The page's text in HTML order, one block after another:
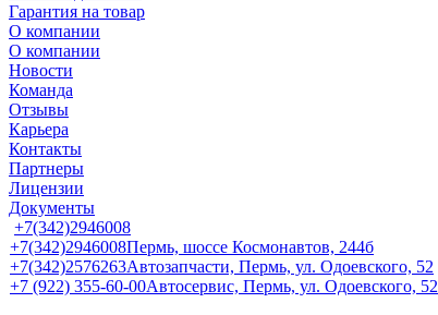
Гарантия на товар
О компании
О компании
Новости
Команда
Отзывы
Карьера
Контакты
Партнеры
Лицензии
Документы
+7(342)2946008
+7(342)2946008Пермь, шоссе Космонавтов, 244б
+7(342)2576263Автозапчасти, Пермь, ул. Одоевского, 52
+7 (922) 355-60-00Автосервис, Пермь, ул. Одоевского, 52